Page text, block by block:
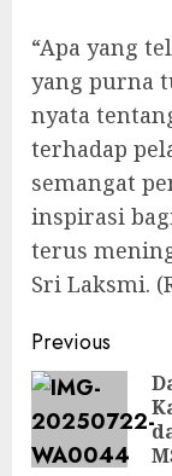
“Apa yang
yang purna
nyata
terhadap
semangat
inspirasi
terus
Sri Laksmi.
Post
Previous